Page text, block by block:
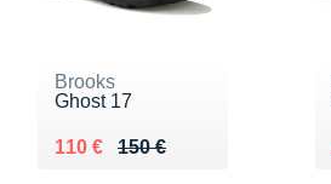
Brooks
Ghost 17
150 €
Au lieu de 150 €
110 €
Vendu 110 €